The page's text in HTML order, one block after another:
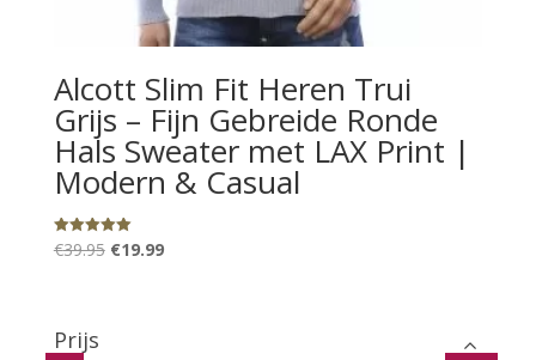
Alcott Slim Fit Heren Trui
Grijs – Fijn Gebreide Ronde
Hals Sweater met LAX Print |
Modern & Casual
Gewaardeerd
5.00
€39.95 Oorspronkelijke
€19.99Huidige
Prijs